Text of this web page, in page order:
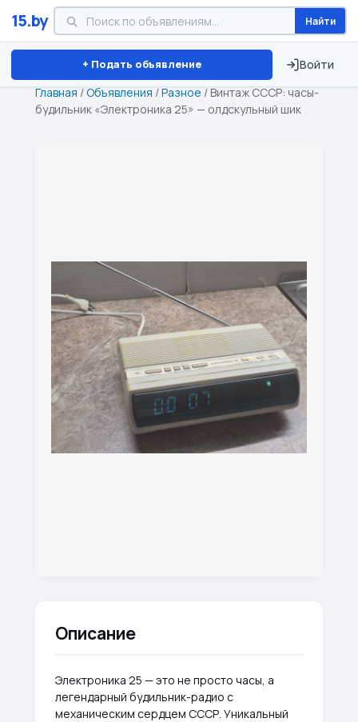
15.by Найти
+ Подать объявление Войти
Минск Витебск Брест ⏱ ТОЛЬКО 15 ДНЕЙ
Главная /Объявления /Разное / Винтаж СССР: часы-
будильник «Электроника 25» — олдскульный шик
Описание
Электроника 25 — это не просто часы, а
легендарный будильник-радио с
механическим сердцем СССР. Уникальный